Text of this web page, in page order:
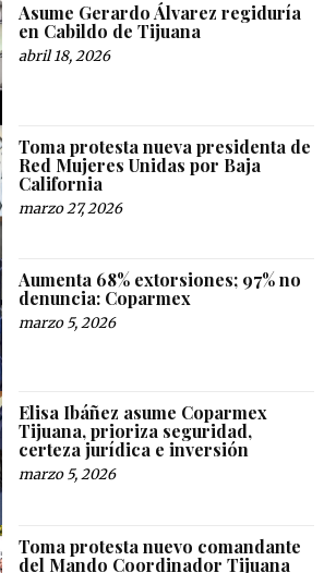
Asume Gerardo Álvarez regiduría
en Cabildo de Tijuana
abril 18, 2026
Toma protesta nueva presidenta de
Red Mujeres Unidas por Baja
California
marzo 27, 2026
Aumenta 68% extorsiones; 97% no
denuncia: Coparmex
marzo 5, 2026
Elisa Ibáñez asume Coparmex
Tijuana, prioriza seguridad,
certeza jurídica e inversión
marzo 5, 2026
Toma protesta nuevo comandante
del Mando Coordinador Tijuana